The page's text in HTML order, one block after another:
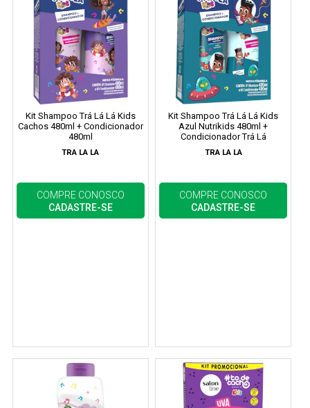
Kit Shampoo Trá Lá Lá Kids
Cachos 480ml + Condicionador
480ml
TRA LA LA
COMPRE CONOSCO
CADASTRE-SE
Kit Shampoo Trá Lá Lá Kids
Azul Nutrikids 480ml +
Condicionador Trá Lá
TRA LA LA
COMPRE CONOSCO
CADASTRE-SE